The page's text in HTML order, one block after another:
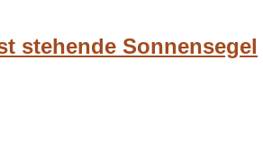
stehende Sonnensegel